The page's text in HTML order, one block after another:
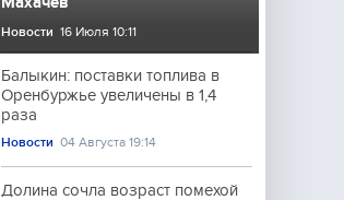
Новости 16 Июля 10:11
Балыкин: поставки топлива в
Оренбуржье увеличены в 1,4
раза
Новости 04 Августа 19:14
Долина сочла возраст помехой